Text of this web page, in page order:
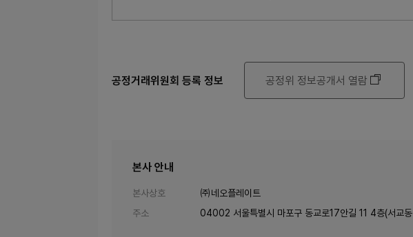
공정거래위원회 등록 정보 공정위 정보공개서 열람
본사 안내
본사상호
㈜네오플레이트
주소
04002 서울특별시 마포구 동교로17안길 11 4층(서교동